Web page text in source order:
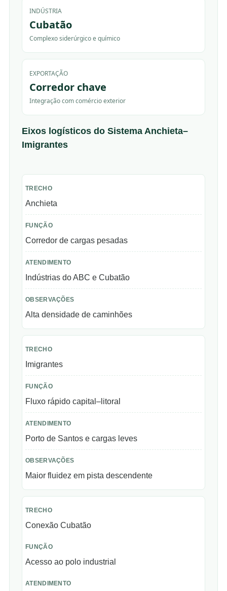
INDÚSTRIA
Cubatão
Complexo siderúrgico e químico
EXPORTAÇÃO
Corredor chave
Integração com comércio exterior
Eixos logísticos do Sistema Anchieta–
Imigrantes
Anchieta
Corredor de cargas pesadas
Indústrias do ABC e Cubatão
Alta densidade de caminhões
Imigrantes
Fluxo rápido capital–litoral
Porto de Santos e cargas leves
Maior fluidez em pista descendente
Conexão Cubatão
Acesso ao polo industrial